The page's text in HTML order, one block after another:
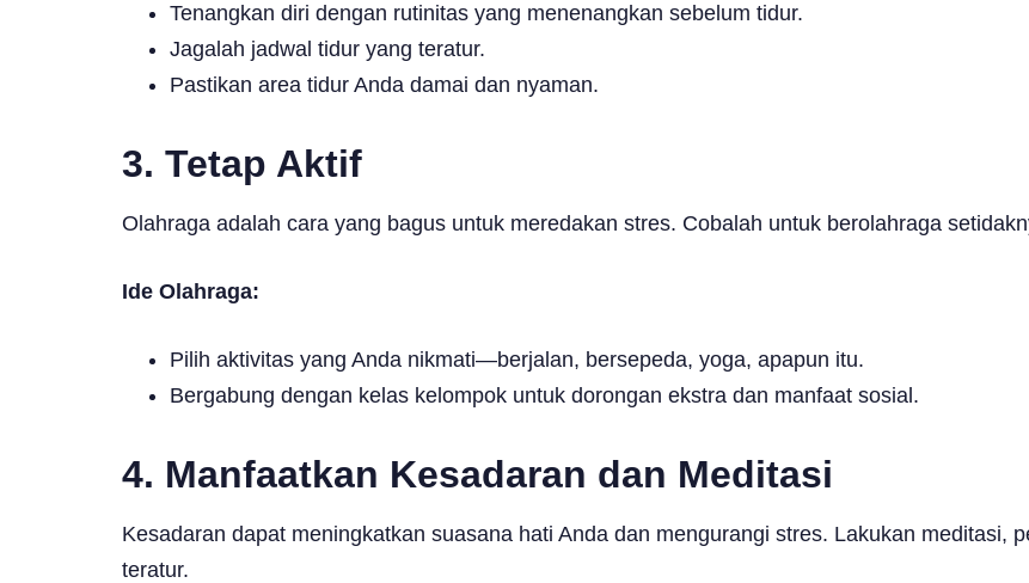
Tenangkan diri dengan rutinitas yang menenangkan sebelum tidur.
Jagalah jadwal tidur yang teratur.
Pastikan area tidur Anda damai dan nyaman.
3. Tetap Aktif
Olahraga adalah cara yang bagus untuk meredakan stres. Cobalah untuk berolahraga
Ide Olahraga:
Pilih aktivitas yang Anda nikmati—berjalan, bersepeda, yoga, apapun itu.
Bergabung dengan kelas kelompok untuk dorongan ekstra dan manfaat sosial.
4. Manfaatkan Kesadaran dan Meditasi
Kesadaran dapat meningkatkan suasana hati Anda dan mengurangi stres. Lakukan meditasi,
teratur.